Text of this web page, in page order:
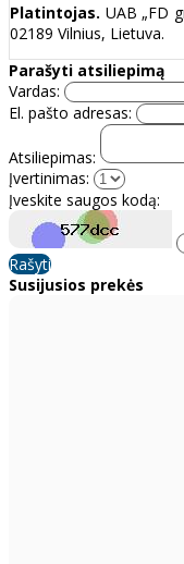
Platintojas. UAB „FD
02189 Vilnius, Lietuva.
Parašyti atsiliepimą
Vardas:
El. pašto adresas:
Atsiliepimas:
Įvertinimas:
Įveskite saugos kodą:
Rašyti
Susijusios prekės